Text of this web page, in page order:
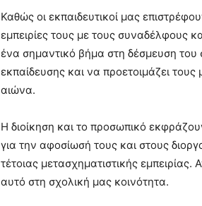
Καθώς οι εκπαιδευτικοί μας
εμπειρίες τους με τους συναδέλφους
ένα σημαντικό βήμα στη δέσμευση του
εκπαίδευσης και να προετοιμάζει τους
αιώνα.
Η διοίκηση και το προσωπικό
για την αφοσίωσή τους και στους
τέτοιας μετασχηματιστικής
αυτό στη σχολική μας κοινότητα.